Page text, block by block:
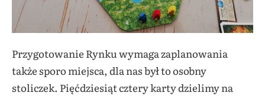
Przygotowanie Rynku wymaga zaplanowania
także sporo miejsca, dla nas był to osobny
stoliczek. Pięćdziesiąt cztery karty dzielimy na